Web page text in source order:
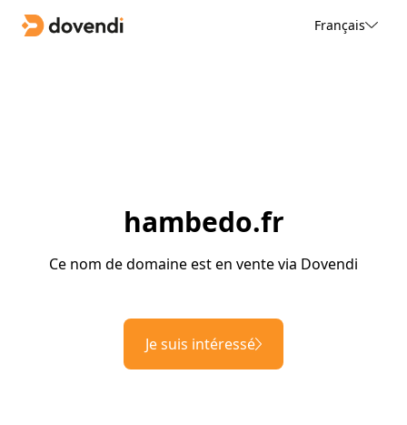
Français
hambedo.fr
Ce nom de domaine est en vente via Dovendi
Je suis intéressé